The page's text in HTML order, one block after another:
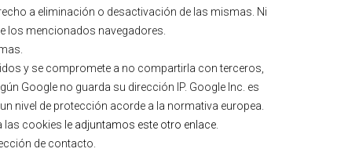
a eliminación o desactivación de las mismas. Ni
los mencionados navegadores.
y se compromete a no compartirla con terceros,
Google no guarda su dirección IP. Google Inc. es
nivel de protección acorde a la normativa europea.
las cookies le adjuntamos este otro enlace
de contacto.